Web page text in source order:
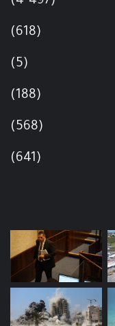
(618)
(5)
(188)
(568)
(641)